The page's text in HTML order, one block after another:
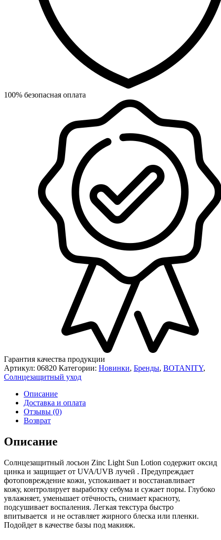
100% безопасная оплата
Гарантия качества продукции
Артикул: 06820 Категории: Новинки, Бренды, BOTANITY,
Солнцезащитный уход
Описание
Доставка и оплата
Отзывы (0)
Возврат
Описание
Солнцезащитный лосьон Zinc Light Sun Lotion содержит оксид
цинка и защищает от UVA/UVB лучей . Предупреждает
фотоповреждение кожи, успокаивает и восстанавливает
кожу, контролирует выработку себума и сужает поры. Глубоко
увлажняет, уменьшает отёчность, снимает красноту,
подсушивает воспаления. Легкая текстура быстро
впитывается и не оставляет жирного блеска или пленки.
Подойдет в качестве базы под макияж.